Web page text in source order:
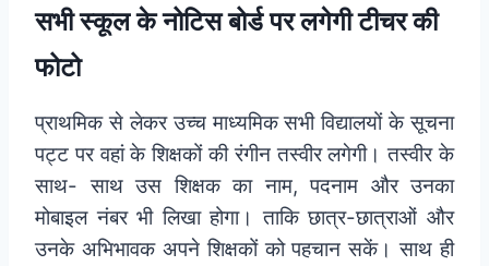
सभी स्‍कूल के नोटिस बोर्ड पर लगेगी टीचर की
फोटो
प्राथमिक से लेकर उच्च माध्यमिक सभी विद्यालयों के सूचना
पट्ट पर वहां के शिक्षकों की रंगीन तस्वीर लगेगी। तस्वीर के
साथ- साथ उस शिक्षक का नाम, पदनाम और उनका
मोबाइल नंबर भी लिखा होगा। ताकि छात्र-छात्राओं और
उनके अभिभावक अपने शिक्षकों को पहचान सकें। साथ ही